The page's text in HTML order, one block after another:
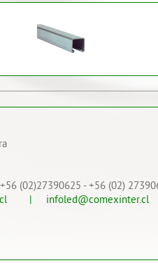
(02)27390625 - +56 (02)
| infoled@comexinter.cl